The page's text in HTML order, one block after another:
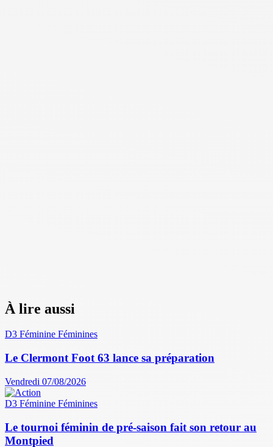
À lire aussi
D3 Féminine Féminines
Le Clermont Foot 63 lance sa préparation
Vendredi 07/08/2026
D3 Féminine Féminines
Le tournoi féminin de pré-saison fait son retour au
Montpied